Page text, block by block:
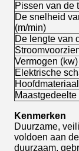
Pissen van de
De snelheid
(m/min)
De lengte van
Vermogen (kw)
Elektrische
Maastgedeelte
Kenmerken
Duurzame,
voldoen aan
duurzaam,